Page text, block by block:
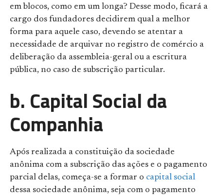
em blocos, como em um longa? Desse modo, ficará a
cargo dos fundadores decidirem qual a melhor
forma para aquele caso, devendo se atentar a
necessidade de arquivar no registro de comércio a
deliberação da assembleia-geral ou a escritura
pública, no caso de subscrição particular.
b. Capital Social da
Companhia
Após realizada a constituição da sociedade
anônima com a subscrição das ações e o pagamento
parcial delas, começa-se a formar o capital social
dessa sociedade anônima, seja com o pagamento